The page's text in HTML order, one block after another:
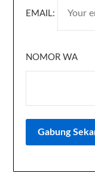
EMAIL:
NOMOR WA